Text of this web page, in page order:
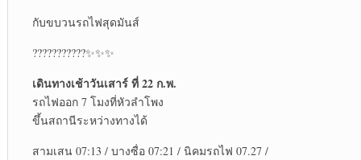
กับขบวนรถไฟสุดมันส์
???????????✨✨✨
เดินทางเช้าวันเสาร์ ที่ 22 ก.พ.
รถไฟออก 7 โมงที่หัวลำโพง
ขึ้นสถานีระหว่างทางได้
สามเสน 07:13 / บางซื่อ 07:21 / นิคมรถไฟ 07.27 /